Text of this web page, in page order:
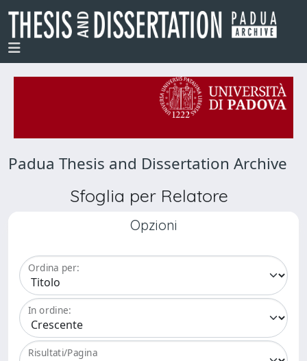
Padua Thesis and Dissertation Archive
Sfoglia per Relatore
Opzioni
Ordina per:
In ordine:
Risultati/Pagina